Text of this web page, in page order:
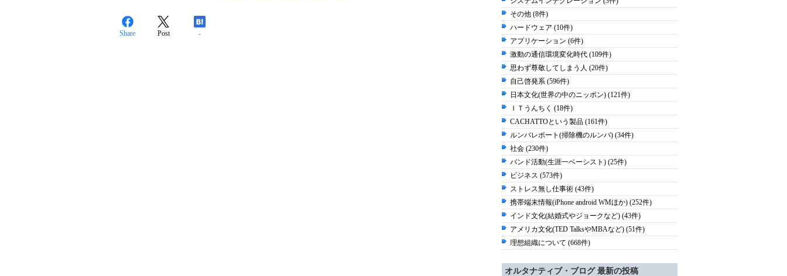
Share Post -
その他 (8件)
ハードウェア (10件)
アプリケーション (6件)
激動の通信環境変化時代 (109件)
思わず尊敬してしまう人 (20件)
自己啓発系 (596件)
日本文化(世界の中のニッポン) (121件)
ＩＴうんちく (18件)
CACHATTOという製品 (161件)
ルンバレポート(掃除機のルンバ) (34件)
社会 (230件)
バンド活動(生涯一ベーシスト) (25件)
ビジネス (573件)
ストレス無し仕事術 (43件)
携帯端末情報(iPhone android WMほか) (252件)
インド文化(結婚式やジョークなど) (43件)
アメリカ文化(TED TalksやMBAなど) (51件)
理想組織について (668件)
オルタナティブ・ブログ 最新の投稿